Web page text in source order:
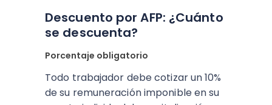
Descuento por AFP: ¿Cuánto
se descuenta?
Porcentaje obligatorio
Todo trabajador debe cotizar un 10%
de su remuneración imponible en su